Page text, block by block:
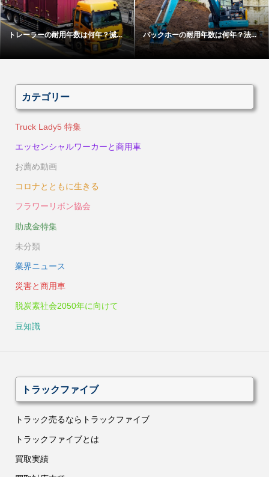
トレーラーの耐用年数は何年？減... バックホーの耐用年数は何年？法...
カテゴリー
Truck Lady5 特集
エッセンシャルワーカーと商用車
お薦め動画
コロナとともに生きる
フラワーリボン協会
助成金特集
未分類
業界ニュース
災害と商用車
脱炭素社会2050年に向けて
豆知識
トラックファイブ
トラック売るならトラックファイブ
トラックファイブとは
買取実績